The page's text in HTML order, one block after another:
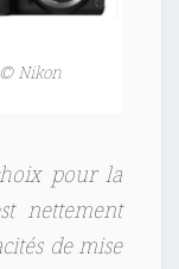
Nikon
pour la
nettement
de mise